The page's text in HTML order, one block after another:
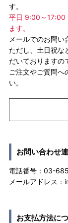
す。
平日 9:00～17:00
ます。
メールでのお問い
ただし、土日祝な
だいておりますの
ご注文やご質問へ
い。
お問い合わせ
電話番号：03-
メールアドレス：
お支払方法に